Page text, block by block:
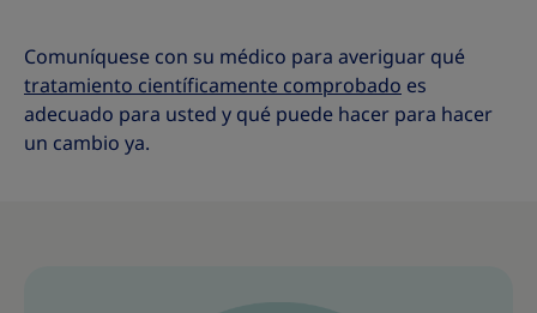
Comuníquese con su médico para averiguar qué
tratamiento científicamente comprobado es
adecuado para usted y qué puede hacer para hacer
un cambio ya.